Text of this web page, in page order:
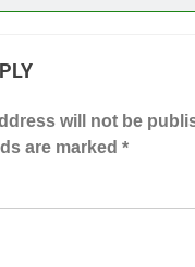
will not be
are marked*